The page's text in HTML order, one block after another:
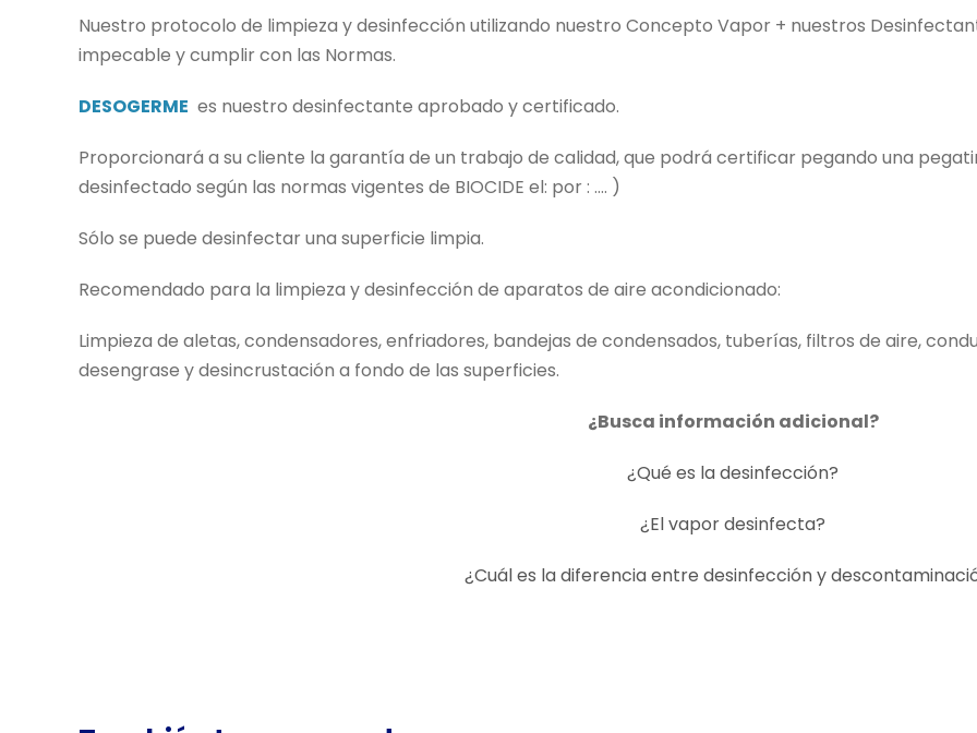
Nuestro protocolo de limpieza y desinfección utilizando nuestro Concepto Vapor + nuestros
impecable y cumplir con las Normas.
DESOGERME es nuestro desinfectante aprobado y certificado.
Proporcionará a su cliente la garantía de un trabajo de calidad, que podrá certificar pegando una
desinfectado según las normas vigentes de BIOCIDE el: por : .... )
Sólo se puede desinfectar una superficie limpia.
Recomendado para la limpieza y desinfección de aparatos de aire acondicionado:
Limpieza de aletas, condensadores, enfriadores, bandejas de condensados, tuberías, filtros de aire,
desengrase y desincrustación a fondo de las superficies.
¿Busca información adicional?
¿Qué es la desinfección?
¿El vapor desinfecta?
¿Cuál es la diferencia entre desinfección y